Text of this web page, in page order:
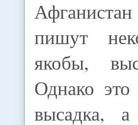
пишут
якобы,
Однако
высадка, а